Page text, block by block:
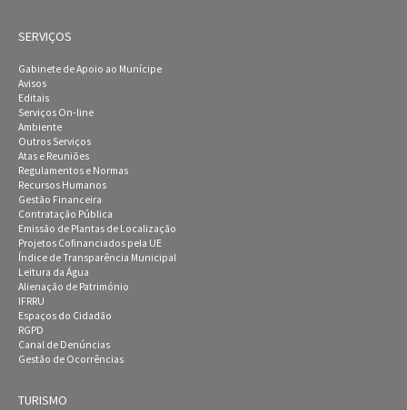
SERVIÇOS
Gabinete de Apoio ao Munícipe
Avisos
Editais
Serviços On-line
Ambiente
Outros Serviços
Atas e Reuniões
Regulamentos e Normas
Recursos Humanos
Gestão Financeira
Contratação Pública
Emissão de Plantas de Localização
Projetos Cofinanciados pela UE
Índice de Transparência Municipal
Leitura da Água
Alienação de Património
IFRRU
Espaços do Cidadão
RGPD
Canal de Denúncias
Gestão de Ocorrências
TURISMO